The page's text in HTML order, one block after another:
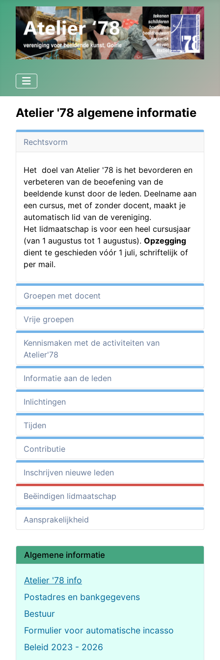
Algemene informatie
Atelier '78 info
Postadres en bankgegevens
Bestuur
Formulier voor automatische incasso
Beleid 2023 - 2026
Atelier '78 algemene informatie
Rechtsvorm
Het doel van Atelier '78 is het bevorderen en
verbeteren van de beoefening van de
beeldende kunst door de leden. Deelname aan
een cursus, met of zonder docent, maakt je
automatisch lid van de vereniging.
Het lidmaatschap is voor een heel cursusjaar
(van 1 augustus tot 1 augustus). Opzegging
dient te geschieden vóór 1 juli, schriftelijk of
per mail.
Groepen met docent
Vrije groepen
Kennismaken met de activiteiten van
Atelier'78
Informatie aan de leden
Inlichtingen
Tijden
Contributie
Inschrijven nieuwe leden
Beëindigen lidmaatschap
Aansprakelijkheid